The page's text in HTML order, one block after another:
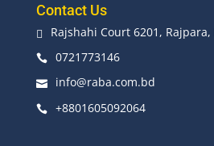
Contact Us
 Rajshahi Court 6201,
 0721773146
 info@raba.com.bd
 +8801605092064